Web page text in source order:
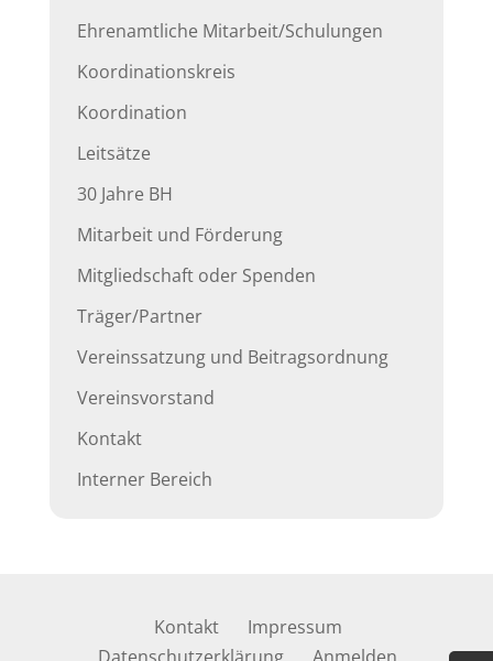
Ehrenamtliche Mitarbeit/Schulungen
Koordinationskreis
Koordination
Leitsätze
30 Jahre BH
Mitarbeit und Förderung
Mitgliedschaft oder Spenden
Träger/Partner
Vereinssatzung und Beitragsordnung
Vereinsvorstand
Kontakt
Interner Bereich
Kontakt
Impressum
Datenschutzerklärung
Anmelden